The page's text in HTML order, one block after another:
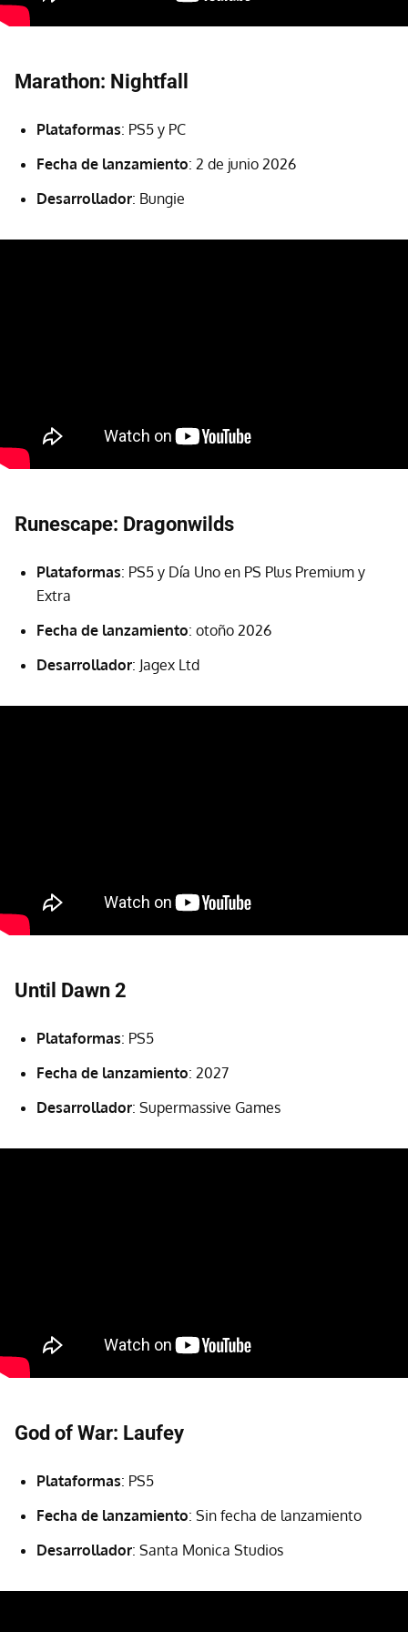
Marathon: Nightfall
Plataformas: PS5 y PC
Fecha de lanzamiento: 2 de junio 2026
Desarrollador: Bungie
Runescape: Dragonwilds
Plataformas: PS5 y Día Uno en PS Plus Premium y
Extra
Fecha de lanzamiento: otoño 2026
Desarrollador: Jagex Ltd
Until Dawn 2
Plataformas: PS5
Fecha de lanzamiento: 2027
Desarrollador: Supermassive Games
God of War: Laufey
Plataformas: PS5
Fecha de lanzamiento: Sin fecha de lanzamiento
Desarrollador: Santa Monica Studios